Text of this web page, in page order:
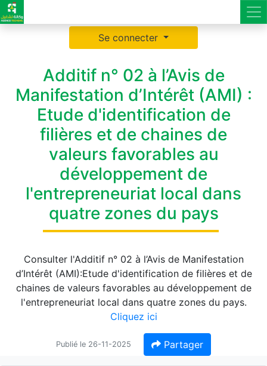
Se connecter
Additif n° 02 à l’Avis de
Manifestation d’Intérêt (AMI) :
Etude d'identification de
filières et de chaines de
valeurs favorables au
développement de
l'entrepreneuriat local dans
quatre zones du pays
Consulter l'Additif n° 02 à l’Avis de Manifestation
d’Intérêt (AMI):Etude d'identification de filières et de
chaines de valeurs favorables au développement de
l'entrepreneuriat local dans quatre zones du pays.
Cliquez ici
Publié le 26-11-2025 Partager